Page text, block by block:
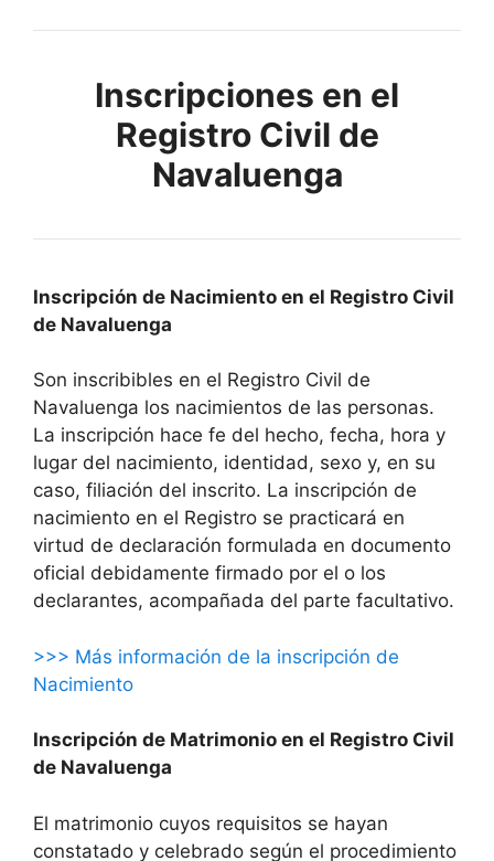
Inscripciones en el
Registro Civil de
Navaluenga
Inscripción de Nacimiento en el Registro Civil
de Navaluenga
Son inscribibles en el Registro Civil de
Navaluenga los nacimientos de las personas.
La inscripción hace fe del hecho, fecha, hora y
lugar del nacimiento, identidad, sexo y, en su
caso, filiación del inscrito. La inscripción de
nacimiento en el Registro se practicará en
virtud de declaración formulada en documento
oficial debidamente firmado por el o los
declarantes, acompañada del parte facultativo.
>>> Más información de la inscripción de
Nacimiento
Inscripción de Matrimonio en el Registro Civil
de Navaluenga
El matrimonio cuyos requisitos se hayan
constatado y celebrado según el procedimiento